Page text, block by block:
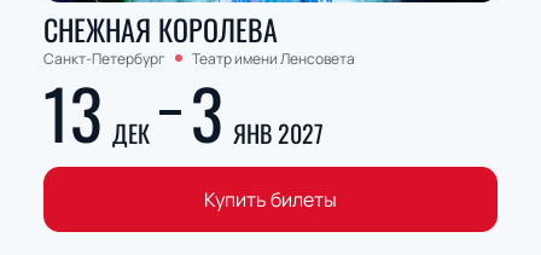
СНЕЖНАЯ КОРОЛЕВА
Санкт-Петербург Театр имени Ленсовета
13 ДЕК 3 ЯНВ 2027
Купить билеты